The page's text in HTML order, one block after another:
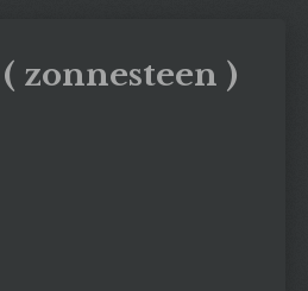
zonnesteen )